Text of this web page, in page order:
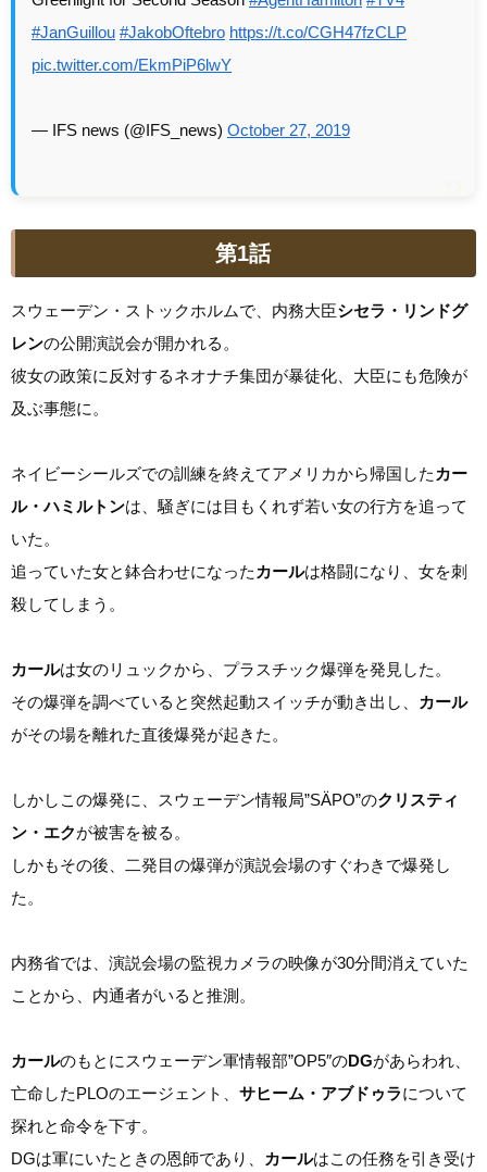
#JanGuillou #JakobOftebro https://t.co/CGH47fzCLP
pic.twitter.com/EkmPiP6lwY
— IFS news (@IFS_news) October 27, 2019
第1話
スウェーデン・ストックホルムで、内務大臣シセラ・リンドグ
レンの公開演説会が開かれる。
彼女の政策に反対するネオナチ集団が暴徒化、大臣にも危険が
及ぶ事態に。
ネイビーシールズでの訓練を終えてアメリカから帰国した カー
ル・ハミルトンは、騒ぎには目もくれず若い女の行方を追って
いた。
追っていた女と鉢合わせになった カールは格闘になり、女を刺
殺してしまう。
カールは女のリュックから、プラスチック爆弾を発見した。
その爆弾を調べていると突然起動スイッチが動き出し、
カール
がその場を離れた直後爆発が起きた。
しかしこの爆発に、スウェーデン情報局”SÄPO”のクリスティ
ン・エクが被害を被る。
しかもその後、二発目の爆弾が演説会場のすぐわきで爆発し
た。
内務省では、演説会場の監視カメラの映像が30分間消えていた
ことから、内通者がいると推測。
カールのもとにスウェーデン軍情報部”OP5″のDGがあらわれ、
亡命したPLOのエージェント、 サヒーム・アブドゥラについて
探れと命令を下す。
DGは軍にいたときの恩師であり、
カールはこの任務を引き受け